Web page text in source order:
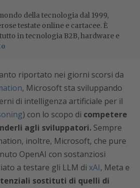
della tecnologia dal 1999,
testate online e cartacee. È
in tecnologia B2B, hardware e
riportato nei giorni scorsi da
, Microsoft sta sviluppando
di intelligenza artificiale per il
) con lo scopo di competere
agli sviluppatori. Sempre
inoltre, Microsoft, che pure
OpenAI con sostanziosi
a testare gli LLM di xAI, Meta e
sostituti di quelli di